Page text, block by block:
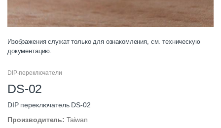
Изображения служат только для ознакомления, см. техническую
документацию.
DIP-переключатели
DS-02
DIP переключатель DS-02
Производитель: Taiwan